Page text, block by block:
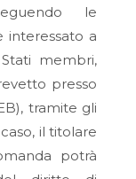
le
interessato a
membri,
presso
tramite gli
il titolare
potrà